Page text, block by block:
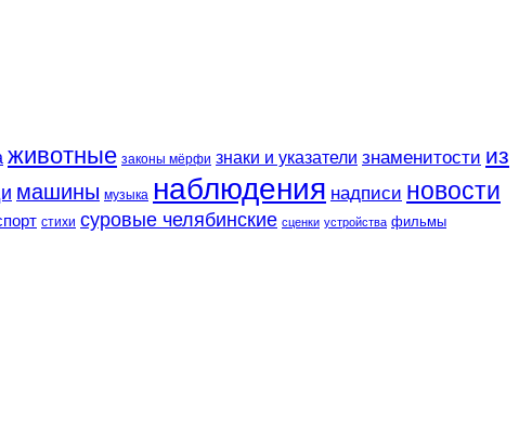
животные законы мёрфи знаки и указатели знаменитости из
машины музыка наблюдения надписи новости
стихи суровые челябинские сценки устройства фильмы